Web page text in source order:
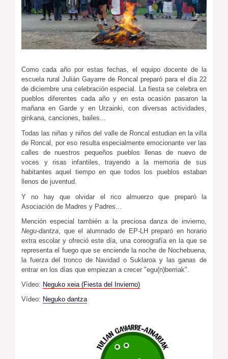
Como cada año por estas fechas, el equipo docente de la
escuela rural Julián Gayarre de Roncal preparó para el día 22
de diciembre una celebración especial. La fiesta se celebra en
pueblos diferentes cada año y en esta ocasión pasaron la
mañana en Garde y en Urzainki, con diversas actividades,
ginkana, canciones, bailes...
Todas las niñas y niños del valle de Roncal estudian en la villa
de Roncal, por eso resulta especialmente emocionante ver las
calles de nuestros pequeños pueblos llenas de nuevo de
voces y risas infantiles, trayendo a la memoria de sus
habitantes aquel tiempo en que todos los pueblos estaban
llenos de juventud.
Y no hay que olvidar el rico almuerzo que preparó la
Asociación de Madres y Padres...
Mención especial también a la preciosa danza de invierno,
Negu-dantza, que el alumnado de EP-LH preparó en horario
extra escolar y ofreció este día, una coreografía en la que se
representa el fuego que se enciende la noche de Nochebuena,
la fuerza del tronco de Navidad o Suklaroa y las ganas de
entrar en los días que empiezan a crecer "egu(n)berriak".
Vídeo: Neguko xeia (Fiesta del Invierno)
Vídeo: Neguko dantza